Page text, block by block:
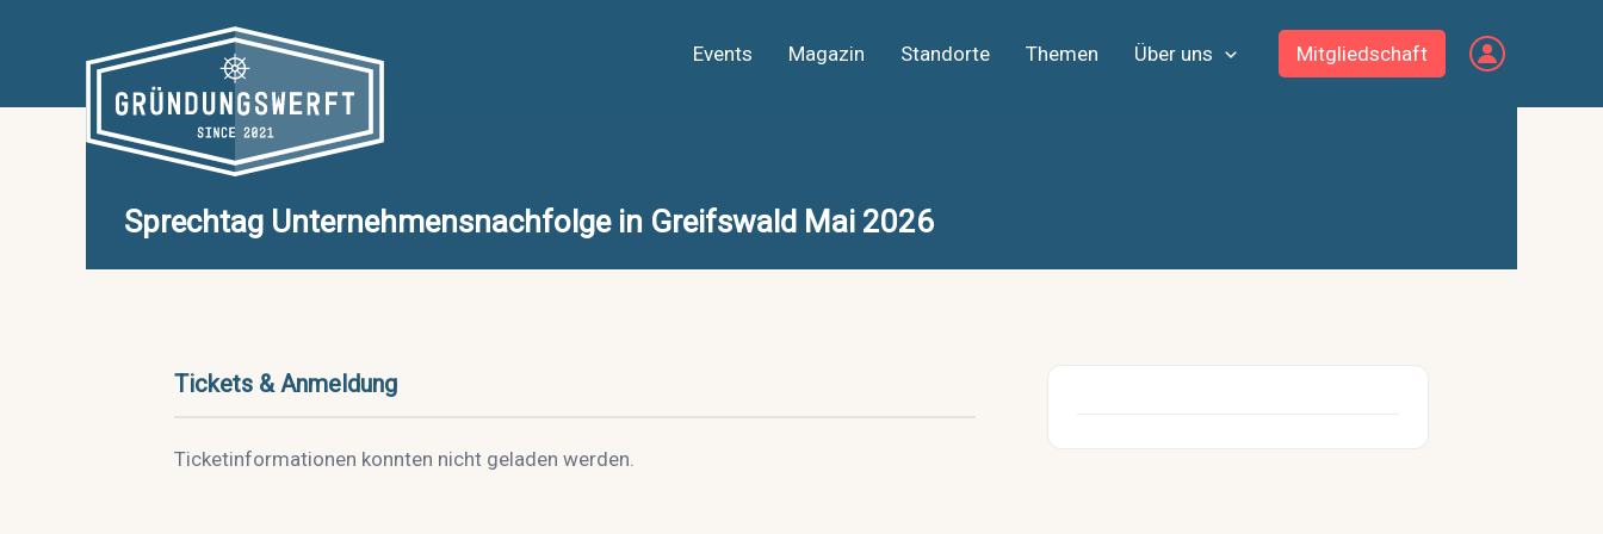
Events Magazin Standorte Themen Über uns Mitgliedschaft
Sprechtag Unternehmensnachfolge in Greifswald Mai 2026
Tickets & Anmeldung
Ticketinformationen konnten nicht geladen werden.